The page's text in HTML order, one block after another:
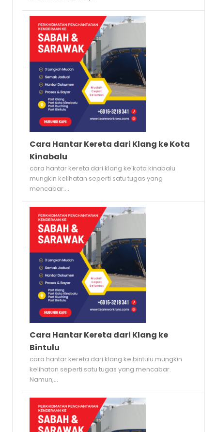
Cara Hantar Kereta dari Klang ke Kota
Kinabalu
cara hantar kereta dari klang ke kota kinabalu
mungkin kelihatan seperti satu tugas yang
mencabar....
Cara Hantar Kereta dari Klang ke
Bintulu
cara hantar kereta dari klang ke bintulu mungkin
kelihatan seperti satu tugas yang mencabar.
Namun,...